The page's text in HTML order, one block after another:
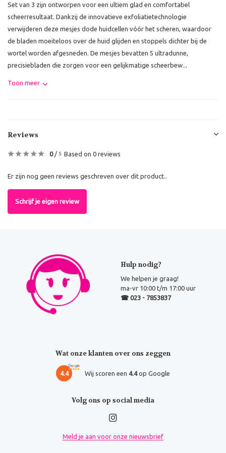
Set van 3 zijn ontworpen voor een ultiem glad en comfortabel
scheerresultaat. Dankzij de innovatieve exfoliatietechnologie
verwijderen deze mesjes dode huidcellen vóór het scheren, waardoor
de bladen moeiteloos over de huid glijden en stoppels dichter bij de
wortel worden afgesneden. De mesjes bevatten 5 ultradunne,
precisiebladen die zorgen voor een gelijkmatige scheerbew...
Toon meer
Reviews
0/ 5 Based on 0 reviews
Er zijn nog geen reviews geschreven over dit product..
Schrijf je eigen review
Hulp nodig?
We helpen je graag!
ma-vr 10:00 t/m 17:00 uur
☎ 023 - 7853837
Wat onze klanten over ons zeggen
4.4 Wij scoren een 4.4op Google
Volg ons op social media
Meld je aan voor onze nieuwsbrief